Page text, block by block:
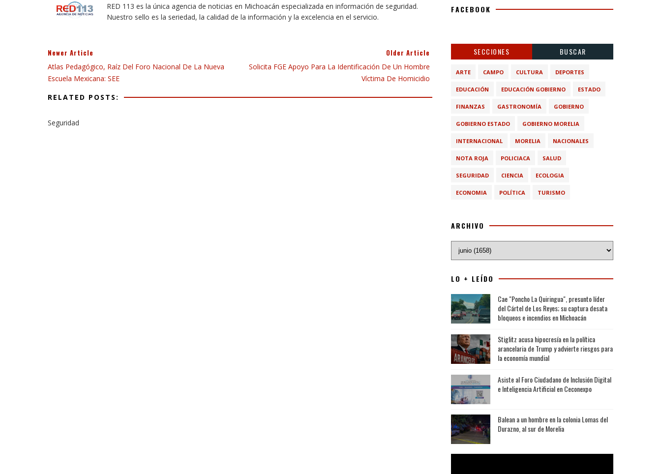
RED 113 es la única agencia de noticias en Michoacán especializada en información de seguridad.
Nuestro sello es la seriedad, la calidad de la información y la excelencia en el servicio.
Newer Article
Atlas Pedagógico, Raíz Del Foro Nacional De La Nueva
Escuela Mexicana: SEE
Older Article
Solicita FGE Apoyo Para La Identificación De Un Hombre
Víctima De Homicidio
RELATED POSTS:
Seguridad
FACEBOOK
SECCIONES BUSCAR
ARTE CAMPO CULTURA DEPORTES
EDUCACIÓN EDUCACIÓN GOBIERNO ESTADO
FINANZAS GASTRONOMÍA GOBIERNO
GOBIERNO ESTADO GOBIERNO MORELIA
INTERNACIONAL MORELIA NACIONALES
NOTA ROJA POLICIACA SALUD
SEGURIDAD CIENCIA ECOLOGIA
ECONOMIA POLÍTICA TURISMO
ARCHIVO
LO + LEÍDO
Cae "Poncho La Quiringua", presunto líder
del Cártel de Los Reyes; su captura desata
bloqueos e incendios en Michoacán
Stiglitz acusa hipocresía en la política
arancelaria de Trump y advierte riesgos para
la economía mundial
Asiste al Foro Ciudadano de Inclusión Digital
e Inteligencia Artificial en Ceconexpo
Balean a un hombre en la colonia Lomas del
Durazno, al sur de Morelia